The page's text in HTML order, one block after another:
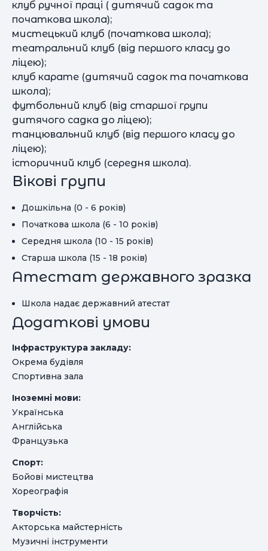
клуб ручної праці ( дитячий садок та
початкова школа);
мистецький клуб (початкова школа);
театральний клуб (від першого класу до
ліцею);
клуб карате (дитячий садок та початкова
школа);
футбольний клуб (від старшої групи
дитячого садка до ліцею);
танцювальний клуб (від першого класу до
ліцею);
історичний клуб (середня школа).
Вікові групи
Дошкільна (0 - 6 років)
Початкова школа (6 - 10 років)
Середня школа (10 - 15 років)
Старша школа (15 - 18 років)
Атестат державного зразка
Школа надає державний атестат
Додаткові умови
Інфраструктура закладу:
Окрема будівля
Спортивна зала
Іноземні мови:
Українська
Англійська
Французька
Спорт:
Бойові мистецтва
Хореографія
Творчість:
Акторська майстерність
Музичні інструменти